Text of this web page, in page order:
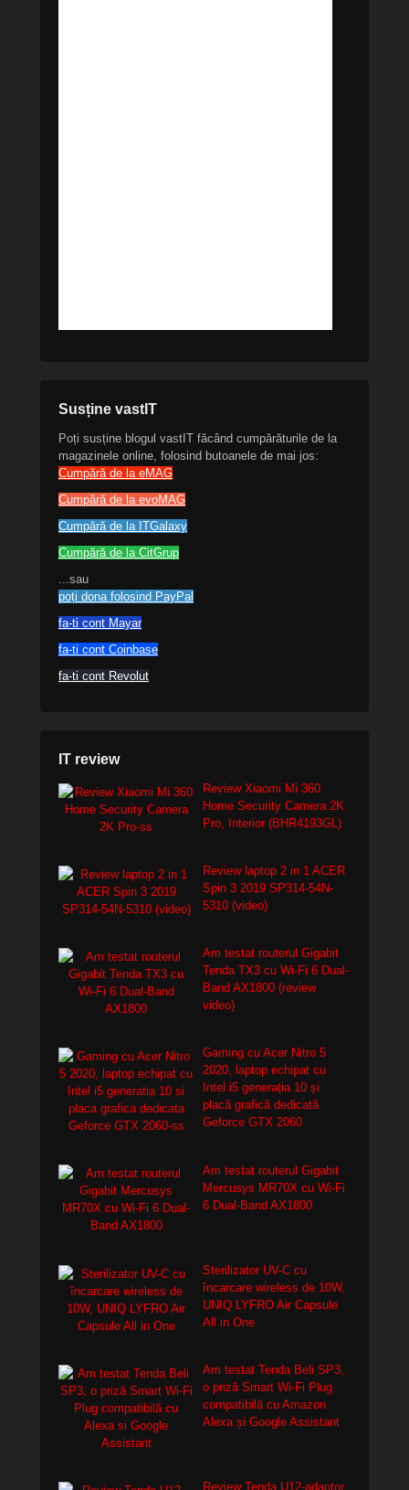
Susține vastIT
Poți susține blogul vastIT făcând cumpărăturile de la
magazinele online, folosind butoanele de mai jos:
Cumpără de la eMAG
Cumpără de la evoMAG
Cumpără de la ITGalaxy
Cumpără de la CitGrup
...sau
poți dona folosind PayPal
fa-ti cont Mayar
fa-ti cont Coinbase
fa-ti cont Revolut
IT review
Review Xiaomi Mi 360
Home Security Camera 2K
Pro, Interior (BHR4193GL)
Review laptop 2 in 1 ACER
Spin 3 2019 SP314-54N-
5310 (video)
Am testat routerul Gigabit
Tenda TX3 cu Wi-Fi 6 Dual-
Band AX1800 (review
video)
Gaming cu Acer Nitro 5
2020, laptop echipat cu
Intel i5 generația 10 și
placă grafică dedicată
Geforce GTX 2060
Am testat routerul Gigabit
Mercusys MR70X cu Wi-Fi
6 Dual-Band AX1800
Sterilizator UV-C cu
încarcare wireless de 10W,
UNIQ LYFRO Air Capsule
All in One
Am testat Tenda Beli SP3,
o priză Smart Wi-Fi Plug
compatibilă cu Amazon
Alexa și Google Assistant
Review Tenda U12-adaptor